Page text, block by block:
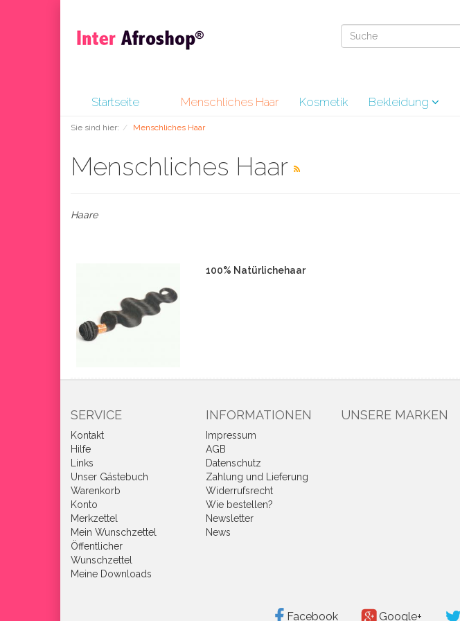
Startseite Menschliches Haar Kosmetik Bekleidung
Sie sind hier: Menschliches Haar
Menschliches Haar
Haare
100% Natürlichehaar
SERVICE
Kontakt
Hilfe
Links
Unser Gästebuch
Warenkorb
Konto
Merkzettel
Mein Wunschzettel
Öffentlicher
Wunschzettel
Meine Downloads
INFORMATIONEN
Impressum
AGB
Datenschutz
Zahlung und Lieferung
Widerrufsrecht
Wie bestellen?
Newsletter
News
UNSERE MARKEN
Facebook Google+